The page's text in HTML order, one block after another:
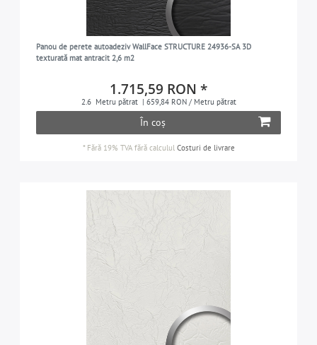
Panou de perete autoadeziv WallFace STRUCTURE 24936-SA 3D
texturată mat antracit 2,6 m2
1.715,59 RON *
2.6 Metru pătrat | 659,84 RON / Metru pătrat
În coș
* Fără 19% TVAfără calculul Costuri de livrare